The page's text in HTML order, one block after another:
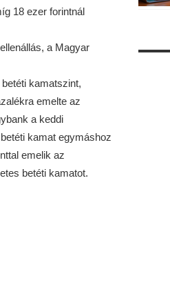
18 ezer forintnál
a Magyar
kamatszint,
emelte az
a keddi
kamat egymáshoz
emelik az
betéti kamatot.